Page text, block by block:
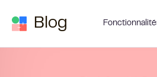
Blog